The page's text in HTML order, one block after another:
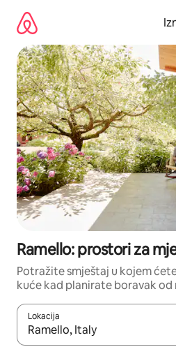
sadržaj
Ramello: prostori za
Potražite smještaj u kojem
kuće kad planirate boravak od
Lokacija
Kada budu dostupni rezultati,